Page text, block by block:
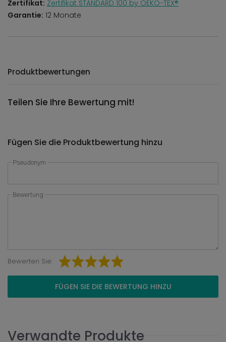
Zertifikat: Zertifikat STANDARD 100 by OEKO-TEX®
Garantie: 12 Monate
Produktbewertungen
Teilen Sie Ihre Bewertung mit!
Fügen Sie die Produktbewertung hinzu
Pseudonym
Bewertung
Bewerten Sie:
FÜGEN SIE DIE BEWERTUNG HINZU
Verwandte Produkte